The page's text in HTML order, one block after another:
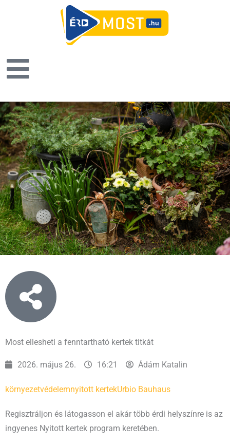
Most ellesheti a fenntartható kertek titkát
2026. május 26. 16:21 Ádám Katalin
környezetvédelemnyitott kertekUrbio Bauhaus
Regisztráljon és látogasson el akár több érdi helyszínre is az
ingyenes Nyitott kertek program keretében.